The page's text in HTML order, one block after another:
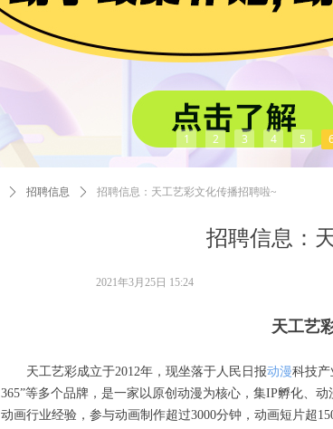
1 2 3 4 5
招聘信息：
天工艺
天工艺彩成立于2012年，现坐落于人民日报动漫科技产
365”等多个品牌，是一家以原创动漫为核心，集IP孵化、
动画行业经验，参与动画制作超过3000分钟，动画短片超
2021年3月25日 15:24
ꄲ 招聘信息 ꄲ 招聘信息：天工艺彩文化传播招聘啦~